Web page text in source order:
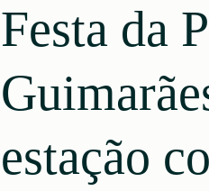
Festa da
estação